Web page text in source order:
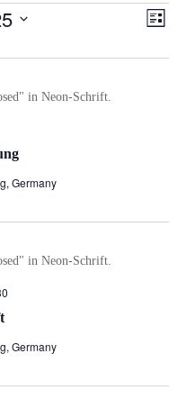
Liste
Germany
Germany